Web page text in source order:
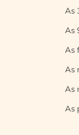
As
As
As
As
As
As